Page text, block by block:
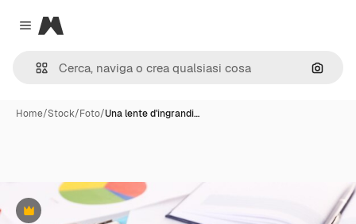
Close menu
Magnific
Cerca
Home/Stock/Foto/Una lente d'ingrandi…
Premium